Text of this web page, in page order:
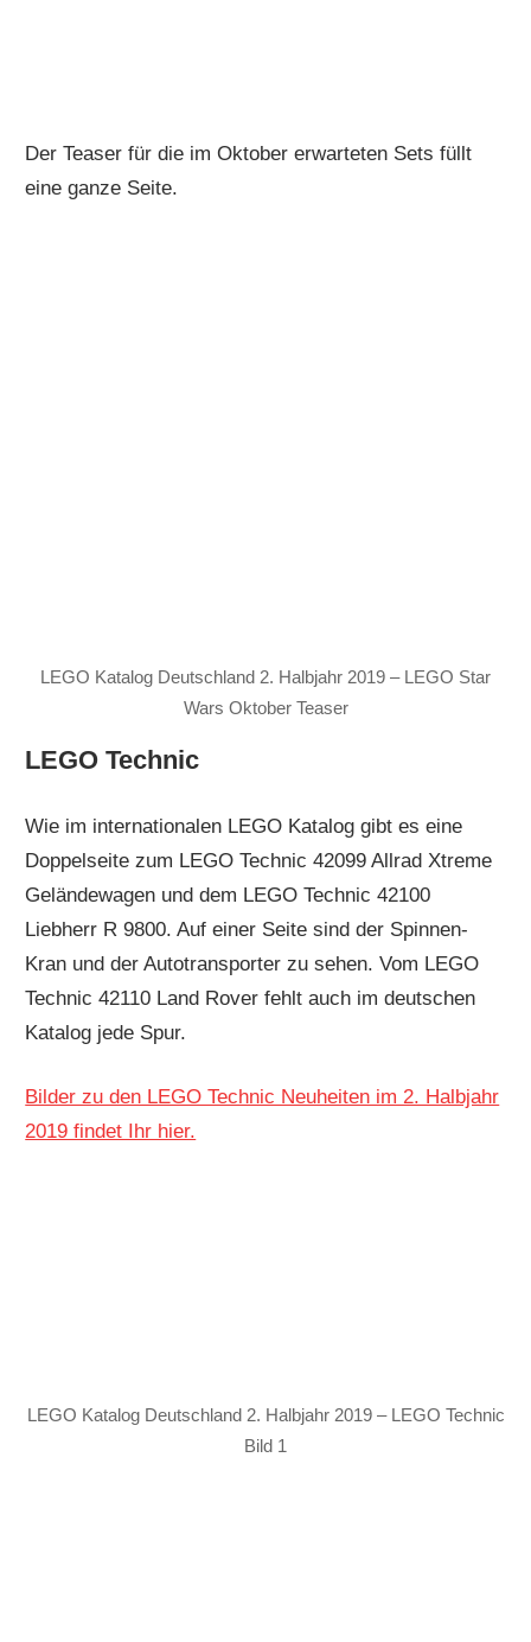
Der Teaser für die im Oktober erwarteten Sets füllt
eine ganze Seite.
LEGO Katalog Deutschland 2. Halbjahr 2019 – LEGO Star
Wars Oktober Teaser
LEGO Technic
Wie im internationalen LEGO Katalog gibt es eine
Doppelseite zum LEGO Technic 42099 Allrad Xtreme
Geländewagen und dem LEGO Technic 42100
Liebherr R 9800. Auf einer Seite sind der Spinnen-
Kran und der Autotransporter zu sehen. Vom LEGO
Technic 42110 Land Rover fehlt auch im deutschen
Katalog jede Spur.
Bilder zu den LEGO Technic Neuheiten im 2. Halbjahr
2019 findet Ihr hier.
LEGO Katalog Deutschland 2. Halbjahr 2019 – LEGO Technic
Bild 1